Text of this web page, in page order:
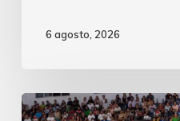
Juvenil
Sodre
6 agosto, 2026
Instructores